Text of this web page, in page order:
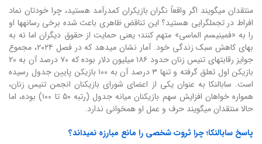
منتقدان میگویند اگر واقعاً نگران بازیکران کمدرآمد هستید، چرا خودتان نماد
افراط در تجملگرایی هستید؟ این تناقض ظاهری باعث شده برخی رسانهها او
را به «فمینیسم الماسی» متهم کنند؛ یعنی حمایت از حقوق دیگران اما نه به
بهای کاهش سبک زندگی خود. آمار نشان میدهد که در فصل ۲۰۲۴، مجموع
جوایز رقابتهای تنیس زنان حدود ۱۸۶ میلیون دلار بوده که ۷۰ درصد آن به ۲۰
بازیکن اول تعلق گرفته و تنها ۳ درصد آن به ۱۰۰ بازیکن پایین جدول رسیده
است. سابالنکا به عنوان یکی از اعضای شورای بازیکنان انجمن تنیس زنان،
همواره خواهان افزایش سهم بازیکنان میانه جدول (رتبه ۵۰ تا ۱۰۰) بوده، اما
حالا منتقدان میگویند حرف و عمل او همخوانی ندارد.
پاسخ سابالنکا؛ چرا ثروت شخصی را مانع مبارزه نمیداند؟